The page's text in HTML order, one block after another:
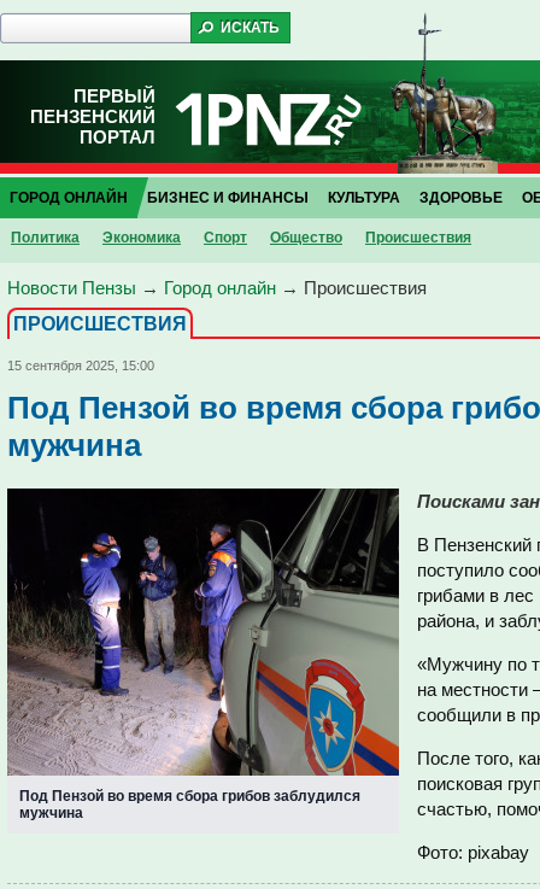
ПЕРВЫЙ
ПЕНЗЕНСКИЙ
ПОРТАЛ
ГОРОД ОНЛАЙН
Политика Экономика Спорт Общество Проиcшествия
БИЗНЕС И ФИНАНСЫ КУЛЬТУРА ЗДОРОВЬЕ
Новости Пензы → Город онлайн → Проиcшествия
ПРОИCШЕСТВИЯ
15 сентября 2025, 15:00
Под Пензой во время сбора
мужчина
Под Пензой во время сбора грибов заблудился
мужчина
Поисками
В Пензенский
поступило
грибами в
района, и
«Мужчину по
на местности
сообщили в
После того,
поисковая
счастью,
Фото: pixabay